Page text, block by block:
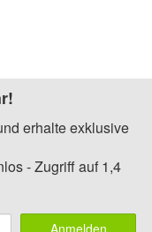
erhalte exklusive
- Zugriff auf 1,4
Anmelden